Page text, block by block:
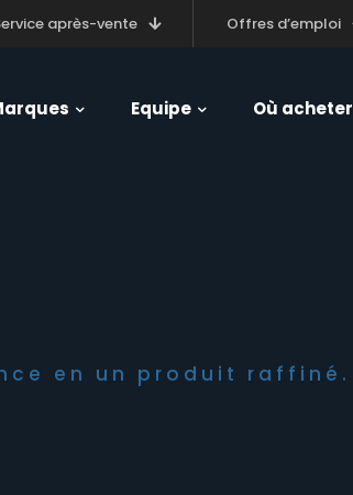
après-vente Offres d’emploi
Equipe Où acheter
en un produit raffiné.